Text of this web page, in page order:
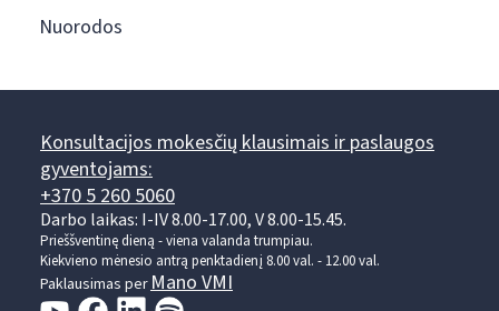
Nuorodos
Konsultacijos mokesčių klausimais ir paslaugos
gyventojams:
+370 5 260 5060
Darbo laikas: I-IV 8.00-17.00, V 8.00-15.45.
Prieššventinę dieną - viena valanda trumpiau.
Kiekvieno mėnesio antrą penktadienį 8.00 val. - 12.00 val.
Paklausimas perMano VMI